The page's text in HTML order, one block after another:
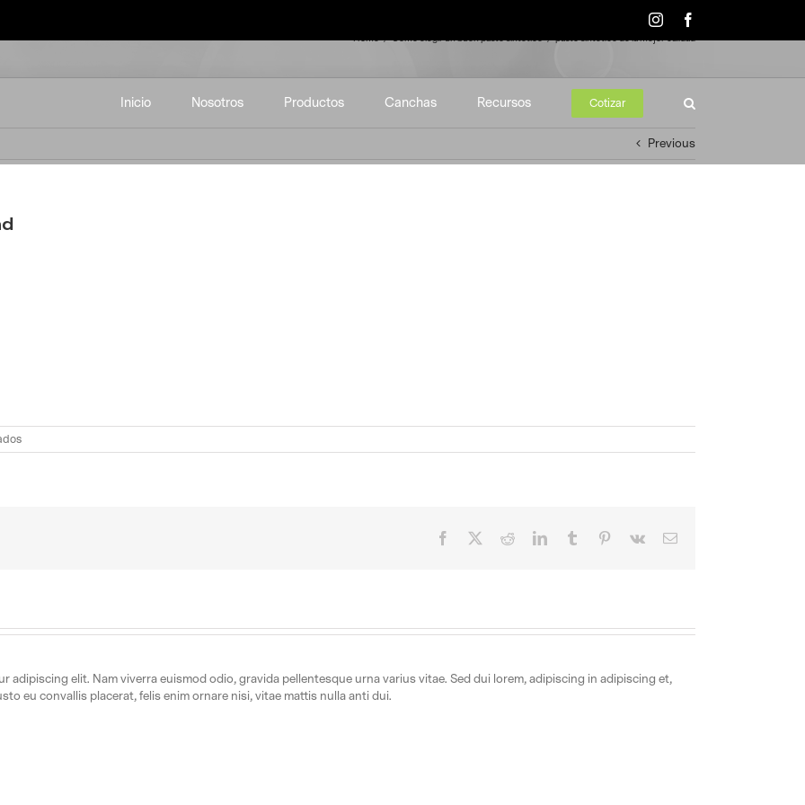
Instagram
Inicio Nosotros Productos Canchas Recursos Cotizar
Home Cómo elegir un buen pasto sintético pasto sintético de la mejor calidad
Previous
en
pasto
Facebook RedditLinkedInTumblr Pinterest
Vk Email
adipiscing elit. Nam viverra euismod odio, gravida pellentesque urna varius vitae. Sed dui lorem, adipiscing in adipiscing et,
eu convallis placerat, felis enim ornare nisi, vitae mattis nulla anti dui.